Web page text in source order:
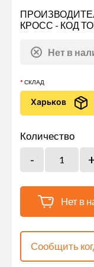
КРОСС - КОД
Нет в
СКЛАД
Харьков
Количество
Нет в
Сообщить